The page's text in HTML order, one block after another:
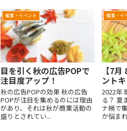
催事・イベント
目を引く秋の広告POPで
注目度アップ！
秋の広告POPの効果 秋の広告
POPが注目を集めるのには理由
があり、それは秋が商業活動の
盛りとされてい...
催事・イ
【7
ント
2022年
る？ 夏
ナ禍で
か悩ま